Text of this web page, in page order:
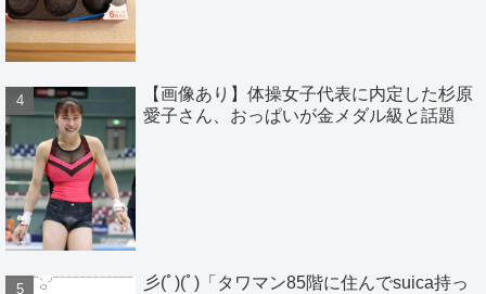
【画像あり】体操女子代表に内定した杉原
愛子さん、おっぱいが金メダル級と話題
彡(ﾟ)(ﾟ)「タワマン85階に住んでsuica持っ